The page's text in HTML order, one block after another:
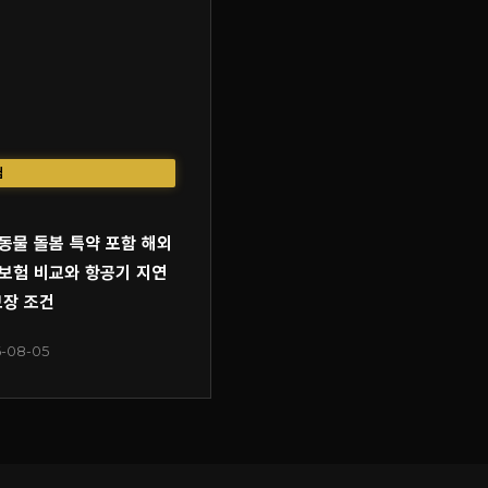
물 돌봄 특약 포함 해외
험 비교와 항공기 지연
조건
08-05